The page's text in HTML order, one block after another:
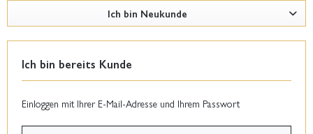
Ich bin Neukunde
Ich bin bereits Kunde
Einloggen mit Ihrer E-Mail-Adresse und Ihrem Passwort